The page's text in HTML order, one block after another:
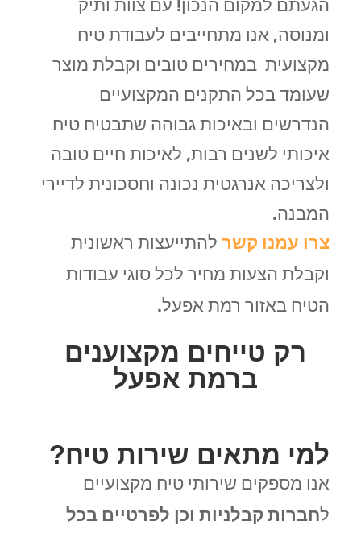
הגעתם למקום הנכון! עם צוות ותיק
ומנוסה, אנו מתחייבים לעבודת טיח
מקצועית במחירים טובים וקבלת מוצר
שעומד בכל התקנים המקצועיים
הנדרשים ובאיכות גבוהה שתבטיח טיח
איכותי לשנים רבות, לאיכות חיים טובה
ולצריכה אנרגטית נכונה וחסכונית לדיירי
המבנה.
צרו עמנו קשרלהתייעצות ראשונית
וקבלת הצעות מחיר לכל סוגי עבודות
הטיח באזור רמת אפעל.
רק טייחים מקצוענים
ברמת אפעל
למי מתאים שירות טיח?
אנו מספקים שירותי טיח מקצועיים
לחברות קבלניות וכן לפרטיים בכל